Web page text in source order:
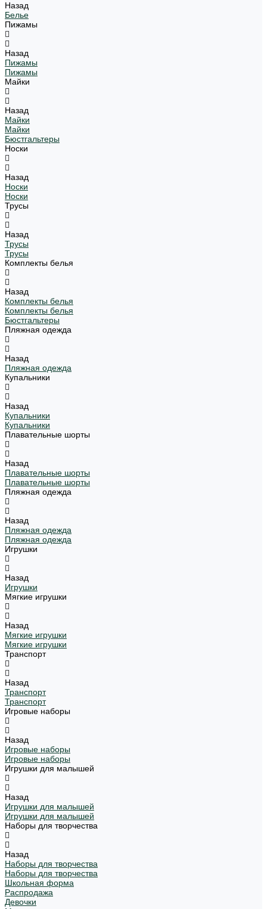
Назад
Белье
Пижамы
Назад
Пижамы
Пижамы
Майки
Назад
Майки
Майки
Бюстгальтеры
Носки
Назад
Носки
Носки
Трусы
Назад
Трусы
Трусы
Комплекты белья
Назад
Комплекты белья
Комплекты белья
Бюстгальтеры
Пляжная одежда
Назад
Пляжная одежда
Купальники
Назад
Купальники
Купальники
Плавательные шорты
Назад
Плавательные шорты
Плавательные шорты
Пляжная одежда
Назад
Пляжная одежда
Пляжная одежда
Игрушки
Назад
Игрушки
Мягкие игрушки
Назад
Мягкие игрушки
Мягкие игрушки
Транспорт
Назад
Транспорт
Транспорт
Игровые наборы
Назад
Игровые наборы
Игровые наборы
Игрушки для малышей
Назад
Игрушки для малышей
Игрушки для малышей
Наборы для творчества
Назад
Наборы для творчества
Наборы для творчества
Школьная форма
Распродажа
Девочки